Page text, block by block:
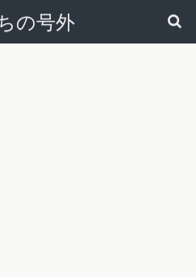
の号外